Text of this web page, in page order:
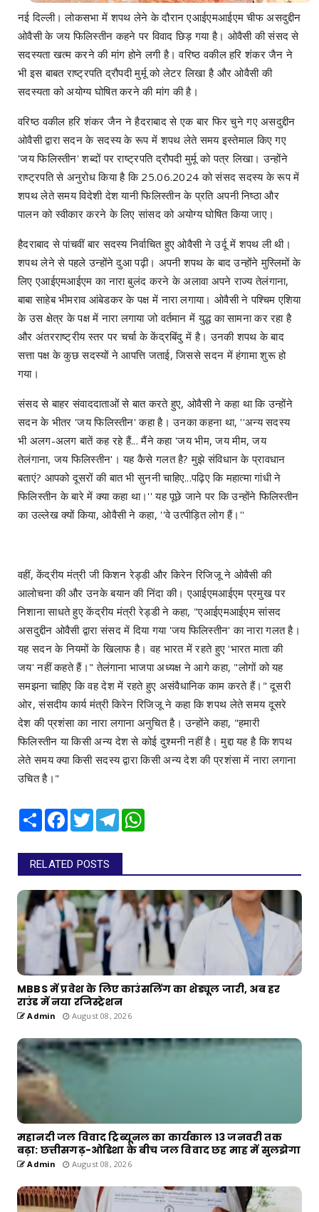
नई दिल्ली। लोकसभा में शपथ लेने के दौरान एआईएमआईएम चीफ असदुद्दीन
ओवैसी के जय फिलिस्तीन कहने पर विवाद छिड़ गया है। ओवैसी की संसद से
सदस्यता खत्म करने की मांग होने लगी है। वरिष्ठ वकील हरि शंकर जैन ने
भी इस बाबत राष्ट्रपति द्रौपदी मुर्मू को लेटर लिखा है और ओवैसी की
सदस्यता को अयोग्य घोषित करने की मांग की है।
वरिष्ठ वकील हरि शंकर जैन ने हैदराबाद से एक बार फिर चुने गए असदुद्दीन
ओवैसी द्वारा सदन के सदस्य के रूप में शपथ लेते समय इस्तेमाल किए गए
'जय फिलिस्तीन' शब्दों पर राष्ट्रपति द्रौपदी मुर्मू को पत्र लिखा। उन्होंने
राष्ट्रपति से अनुरोध किया है कि 25.06.2024 को संसद सदस्य के रूप में
शपथ लेते समय विदेशी देश यानी फिलिस्तीन के प्रति अपनी निष्ठा और
पालन को स्वीकार करने के लिए सांसद को अयोग्य घोषित किया जाए।
हैदराबाद से पांचवीं बार सदस्य निर्वाचित हुए ओवैसी ने उर्दू में शपथ ली थी।
शपथ लेने से पहले उन्होंने दुआ पढ़ी। अपनी शपथ के बाद उन्होंने मुस्लिमों के
लिए एआईएमआईएम का नारा बुलंद करने के अलावा अपने राज्य तेलंगाना,
बाबा साहेब भीमराव आंबेडकर के पक्ष में नारा लगाया। ओवैसी ने पश्चिम एशिया
के उस क्षेत्र के पक्ष में नारा लगाया जो वर्तमान में युद्ध का सामना कर रहा है
और अंतरराष्ट्रीय स्तर पर चर्चा के केंद्रबिंदु में है। उनकी शपथ के बाद
सत्ता पक्ष के कुछ सदस्यों ने आपत्ति जताई, जिससे सदन में हंगामा शुरू हो
गया।
संसद से बाहर संवाददाताओं से बात करते हुए, ओवैसी ने कहा था कि उन्होंने
सदन के भीतर 'जय फिलिस्तीन' कहा है। उनका कहना था, ''अन्य सदस्य
भी अलग-अलग बातें कह रहे हैं... मैंने कहा 'जय भीम, जय मीम, जय
तेलंगाना, जय फिलिस्तीन'। यह कैसे गलत है? मुझे संविधान के प्रावधान
बताएं? आपको दूसरों की बात भी सुननी चाहिए...पढ़िए कि महात्मा गांधी ने
फिलिस्तीन के बारे में क्या कहा था।'' यह पूछे जाने पर कि उन्होंने फिलिस्तीन
का उल्लेख क्यों किया, ओवैसी ने कहा, ''वे उत्पीड़ित लोग हैं।''
वहीं, केंद्रीय मंत्री जी किशन रेड्डी और किरेन रिजिजू ने ओवैसी की
आलोचना की और उनके बयान की निंदा की। एआईएमआईएम प्रमुख पर
निशाना साधते हुए केंद्रीय मंत्री रेड्डी ने कहा, "एआईएमआईएम सांसद
असदुद्दीन ओवैसी द्वारा संसद में दिया गया 'जय फिलिस्तीन' का नारा गलत है।
यह सदन के नियमों के खिलाफ है। वह भारत में रहते हुए 'भारत माता की
जय' नहीं कहते हैं।" तेलंगाना भाजपा अध्यक्ष ने आगे कहा, "लोगों को यह
समझना चाहिए कि वह देश में रहते हुए असंवैधानिक काम करते हैं।" दूसरी
ओर, संसदीय कार्य मंत्री किरेन रिजिजू ने कहा कि शपथ लेते समय दूसरे
देश की प्रशंसा का नारा लगाना अनुचित है। उन्होंने कहा, "हमारी
फिलिस्तीन या किसी अन्य देश से कोई दुश्मनी नहीं है। मुद्दा यह है कि शपथ
लेते समय क्या किसी सदस्य द्वारा किसी अन्य देश की प्रशंसा में नारा लगाना
उचित है।"
Share Facebook
TwitterTelegram
RELATED POSTS
MBBS में प्रवेश के लिए काउंसलिंग का शेड्यूल जारी, अब हर
राउंड में नया रजिस्ट्रेशन
Admin August 08, 2026
महानदी जल विवाद ट्रिब्यूनल का कार्यकाल 13 जनवरी तक
बढ़ा: छत्तीसगढ़-ओडिशा के बीच जल विवाद छह माह में सुलझेगा
Admin August 08, 2026